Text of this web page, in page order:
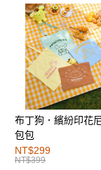
購物金
超商取貨付款
LINE Pay
街口支付
運送方式
全家取貨付款
每筆NT$60，滿
布丁狗．繽紛印花
包包
NT$299
NT$399